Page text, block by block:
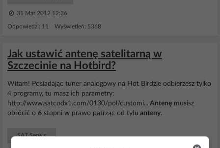
31 Mar 2012 12:36
Odpowiedzi: 11 Wyświetleń: 5368
Jak ustawić antenę satelitarną w
Szczecinie na Hotbird?
Witam! Posiadając tuner analogowy na Hot Birdzie odbierzesz tylko
4 programy, tu masz ich parametry:
http://www.satcodx1.com/0130/pol/customi... Antenę musisz
obrócić o 6 stopni w prawo patrząc od tyłu anteny.
SAT Serwis